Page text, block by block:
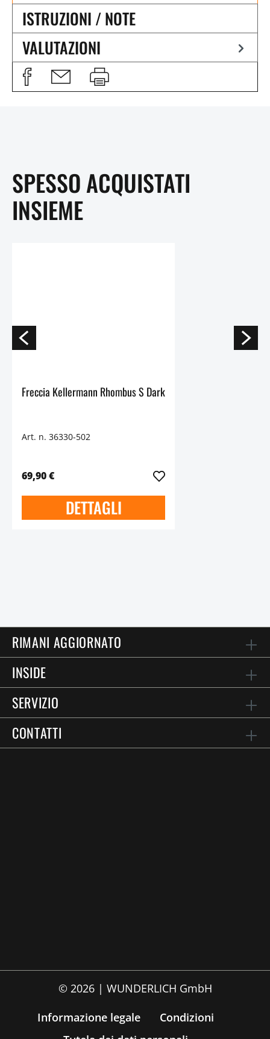
ISTRUZIONI / NOTE
VALUTAZIONI
SPESSO ACQUISTATI
INSIEME
Freccia Kellermann Rhombus S Dark
Art. n. 36330-502
69,90 €
DETTAGLI
RIMANI AGGIORNATO
INSIDE
SERVIZIO
CONTATTI
© 2026 | WUNDERLICH GmbH
Informazione legale
Condizioni